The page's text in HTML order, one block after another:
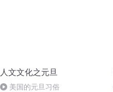
人文文化之元旦
美国的元旦习俗